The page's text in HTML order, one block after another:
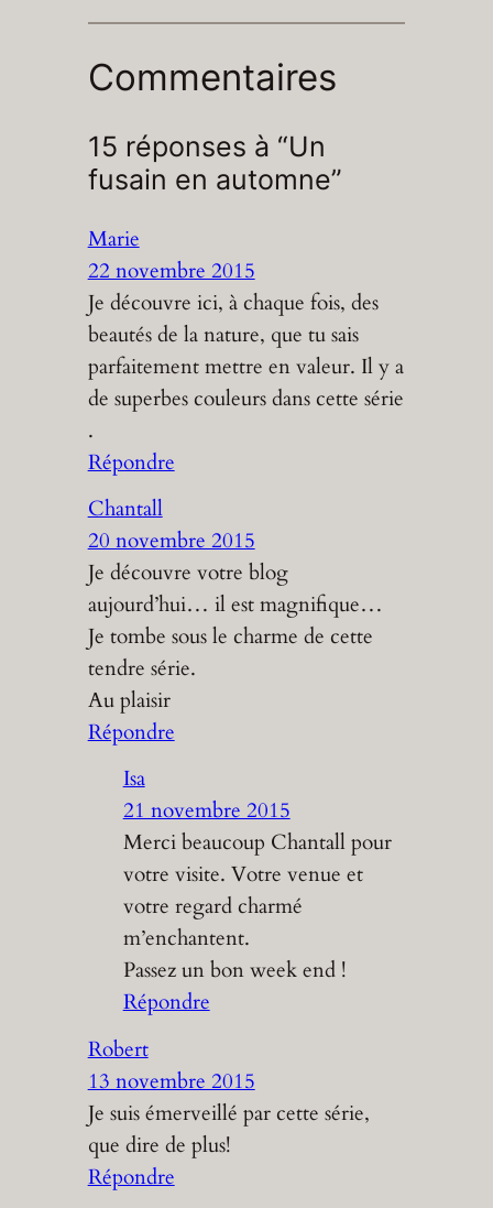
Commentaires
15 réponses à “Un
fusain en automne”
Marie
22 novembre 2015
Je découvre ici, à chaque fois, des
beautés de la nature, que tu sais
parfaitement mettre en valeur. Il y a
de superbes couleurs dans cette série
.
Répondre
Chantall
20 novembre 2015
Je découvre votre blog
aujourd’hui… il est magnifique…
Je tombe sous le charme de cette
tendre série.
Au plaisir
Répondre
Isa
21 novembre 2015
Merci beaucoup Chantall pour
votre visite. Votre venue et
votre regard charmé
m’enchantent.
Passez un bon week end !
Répondre
Robert
13 novembre 2015
Je suis émerveillé par cette série,
que dire de plus!
Répondre